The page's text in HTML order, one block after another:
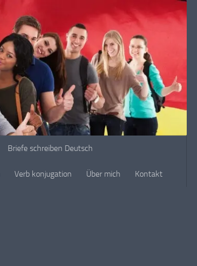
Briefe schreiben Deutsch
Verb konjugation Über mich Kontakt